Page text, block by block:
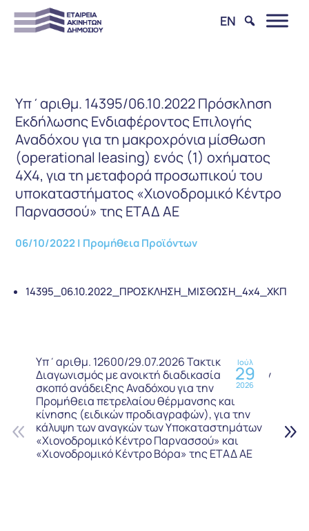
EN
Υπ΄αριθμ. 14395/06.10.2022 Πρόσκληση
Εκδήλωσης Ενδιαφέροντος Επιλογής
Αναδόχου για τη μακροχρόνια μίσθωση
(operational leasing) ενός (1) οχήματος
4Χ4, για τη μεταφορά προσωπικού του
υποκαταστήματος «Χιονοδρομικό Κέντρο
Παρνασσού» της ΕΤΑΔ ΑΕ
06/10/2022| Προμήθεια Προϊόντων
14395_06.10.2022_ΠΡΟΣΚΛΗΣΗ_ΜΙΣΘΩΣΗ_4x4_XKΠ
Ιούλ
29
2026
Υπ΄αριθμ. 12600/29.07.2026 Τακτικός
Διαγωνισμός με ανοικτή διαδικασία, προς τον
σκοπό ανάδειξης Αναδόχου για την
Προμήθεια πετρελαίου θέρμανσης και
κίνησης (ειδικών προδιαγραφών), για την
κάλυψη των αναγκών των Υποκαταστημάτων
«Χιονοδρομικό Κέντρο Παρνασσού» και
«Χιονοδρομικό Κέντρο Βόρα» της ΕΤΑΔ ΑΕ